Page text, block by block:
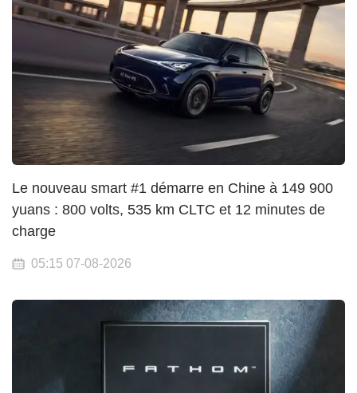
Le nouveau smart #1 démarre en Chine à 149 900
yuans : 800 volts, 535 km CLTC et 12 minutes de
charge
05:15 07-08-2026